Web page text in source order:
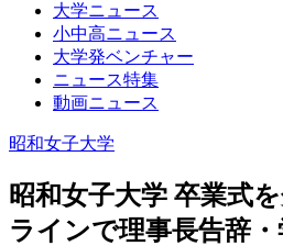
大学ニュース
小中高ニュース
大学発ベンチャー
ニュース特集
動画ニュース
昭和女子大学
昭和女子大学 卒業式
ラインで理事長告辞